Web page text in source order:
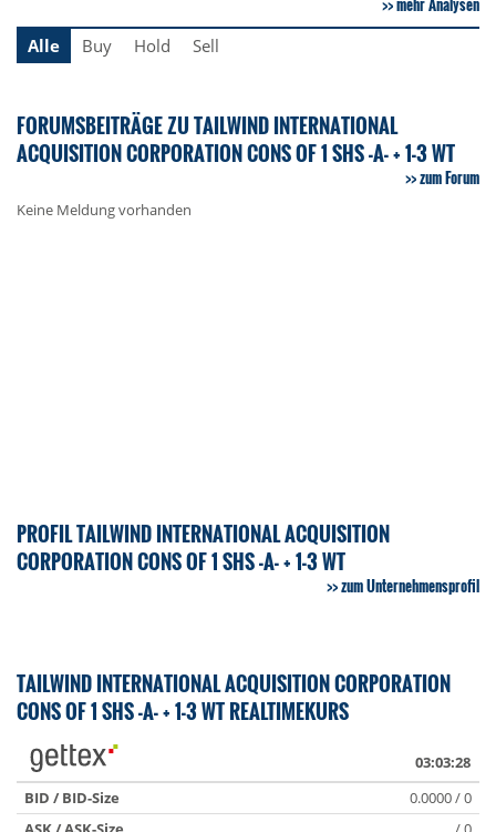
mehr Analysen
Alle
Buy Hold Sell
FORUMSBEITRÄGE ZU TAILWIND INTERNATIONAL
ACQUISITION CORPORATION CONS OF 1 SHS -A- + 1-3 WT
zum Forum
Keine Meldung vorhanden
PROFIL TAILWIND INTERNATIONAL ACQUISITION
CORPORATION CONS OF 1 SHS -A- + 1-3 WT
zum Unternehmensprofil
TAILWIND INTERNATIONAL ACQUISITION CORPORATION
CONS OF 1 SHS -A- + 1-3 WT REALTIMEKURS
03:03:28
BID / BID-Size
0.0000 / 0